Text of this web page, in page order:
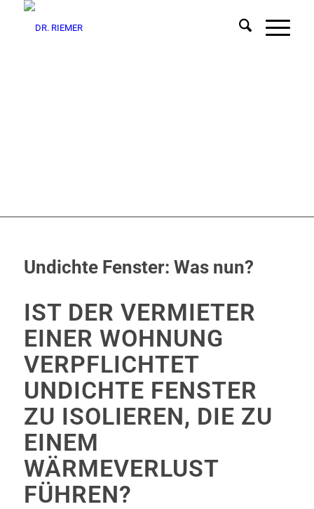
Undichte Fenster: Was nun?
IST DER VERMIETER
EINER WOHNUNG
VERPFLICHTET
UNDICHTE FENSTER
ZU ISOLIEREN, DIE ZU
EINEM
WÄRMEVERLUST
FÜHREN?